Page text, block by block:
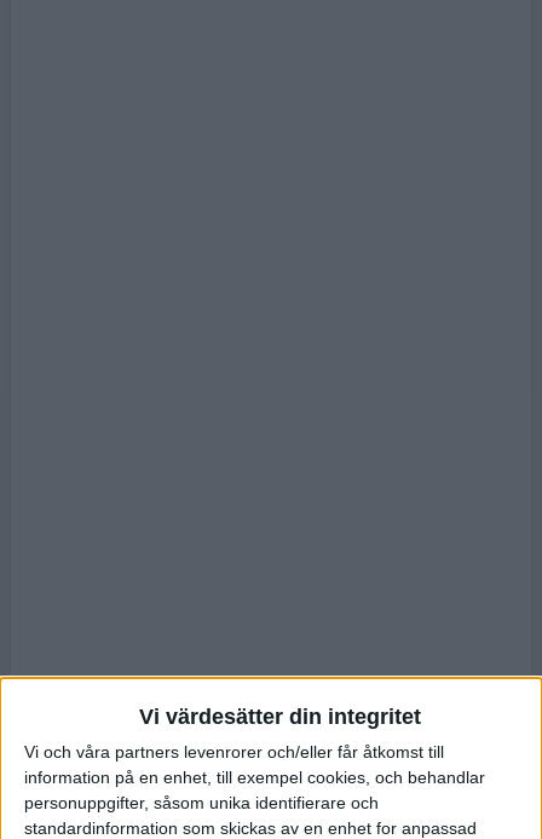
Vi värdesätter din integritet
Vi och våra partners levenrorer och/eller får åtkomst till
information på en enhet, till exempel cookies, och behandlar
personuppgifter, såsom unika identifierare och
standardinformation som skickas av en enhet for anpassad